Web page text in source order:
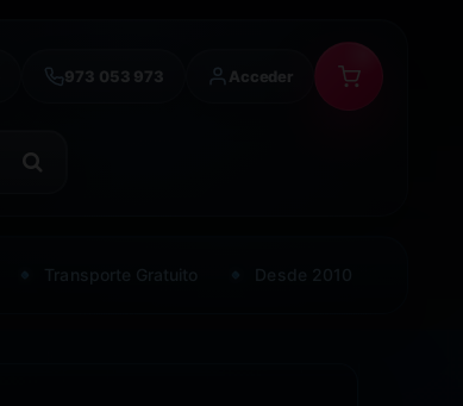
973 053 973 Acceder
Transporte Gratuito Desde 2010